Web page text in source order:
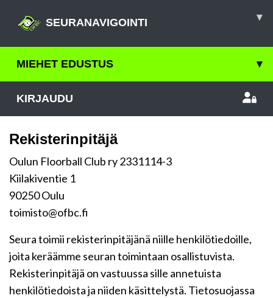
SEURANAVIGOINTI ▾
MIEHET EDUSTUS ▾
KIRJAUDU
Rekisterinpitäjä
Oulun Floorball Club ry 2331114-3
Kiilakiventie 1
90250 Oulu
toimisto@ofbc.fi
Seura toimii rekisterinpitäjänä niille henkilötiedoille,
joita keräämme seuran toimintaan osallistuvista.
Rekisterinpitäjä on vastuussa sille annetuista
henkilötiedoista ja niiden käsittelystä. Tietosuojassa